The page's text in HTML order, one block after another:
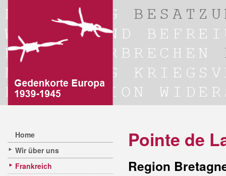
Home
Wir über uns
Frankreich
Pointe de
Region